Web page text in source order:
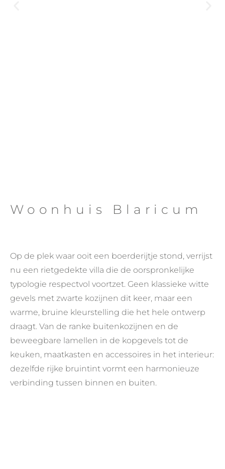
Klik
Woonhuis Blaricum
Op de plek waar ooit een boerderijtje stond, verrijst
nu een rietgedekte villa die de oorspronkelijke
typologie respectvol voortzet. Geen klassieke witte
gevels met zwarte kozijnen dit keer, maar een
warme, bruine kleurstelling die het hele ontwerp
draagt. Van de ranke buitenkozijnen en de
beweegbare lamellen in de kopgevels tot de
keuken, maatkasten en accessoires in het interieur:
dezelfde rijke bruintint vormt een harmonieuze
verbinding tussen binnen en buiten.